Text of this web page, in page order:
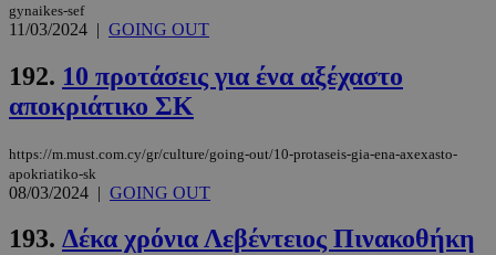
gynaikes-sef
11/03/2024 | GOING OUT
192. 10 προτάσεις για ένα αξέχαστο
αποκριάτικο ΣΚ
https://m.must.com.cy/gr/culture/going-out/10-protaseis-gia-ena-axexasto-
apokriatiko-sk
08/03/2024 | GOING OUT
193. Δέκα χρόνια Λεβέντειος Πινακοθήκη